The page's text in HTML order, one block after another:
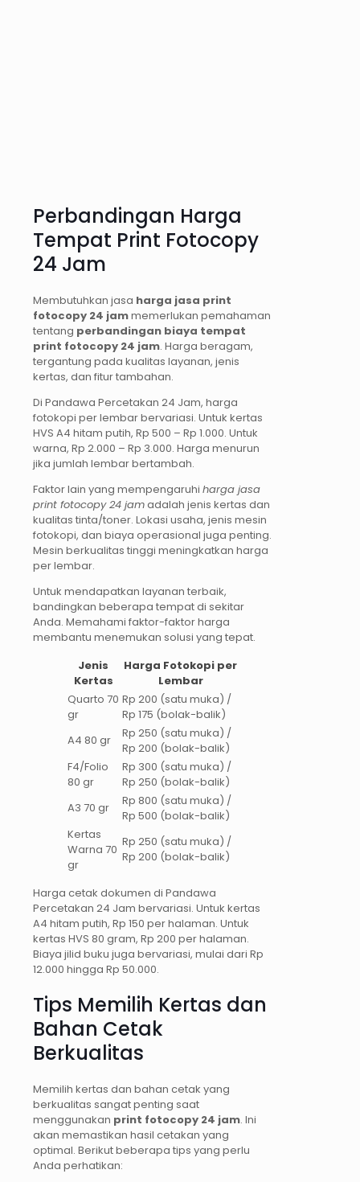
Perbandingan Harga
Tempat Print Fotocopy
24 Jam
Membutuhkan jasa harga jasa print
fotocopy 24 jammemerlukan pemahaman
tentang perbandingan biaya tempat
print fotocopy 24 jam. Harga beragam,
tergantung pada kualitas layanan, jenis
kertas, dan fitur tambahan.
Di Pandawa Percetakan 24 Jam, harga
fotokopi per lembar bervariasi. Untuk kertas
HVS A4 hitam putih, Rp 500 – Rp 1.000. Untuk
warna, Rp 2.000 – Rp 3.000. Harga menurun
jika jumlah lembar bertambah.
Faktor lain yang mempengaruhi harga jasa
print fotocopy 24 jamadalah jenis kertas dan
kualitas tinta/toner. Lokasi usaha, jenis mesin
fotokopi, dan biaya operasional juga penting.
Mesin berkualitas tinggi meningkatkan harga
per lembar.
Untuk mendapatkan layanan terbaik,
bandingkan beberapa tempat di sekitar
Anda. Memahami faktor-faktor harga
membantu menemukan solusi yang tepat.
Jenis
Kertas
Harga Fotokopi per
Lembar
Quarto 70
gr
Rp 200 (satu muka) /
Rp 175 (bolak-balik)
A4 80 gr
Rp 250 (satu muka) /
Rp 200 (bolak-balik)
F4/Folio
80 gr
Rp 300 (satu muka) /
Rp 250 (bolak-balik)
A3 70 gr
Rp 800 (satu muka) /
Rp 500 (bolak-balik)
Kertas
Warna 70
gr
Rp 250 (satu muka) /
Rp 200 (bolak-balik)
Harga cetak dokumen di Pandawa
Percetakan 24 Jam bervariasi. Untuk kertas
A4 hitam putih, Rp 150 per halaman. Untuk
kertas HVS 80 gram, Rp 200 per halaman.
Biaya jilid buku juga bervariasi, mulai dari Rp
12.000 hingga Rp 50.000.
Tips Memilih Kertas dan
Bahan Cetak
Berkualitas
Memilih kertas dan bahan cetak yang
berkualitas sangat penting saat
menggunakan print fotocopy 24 jam. Ini
akan memastikan hasil cetakan yang
optimal. Berikut beberapa tips yang perlu
Anda perhatikan: